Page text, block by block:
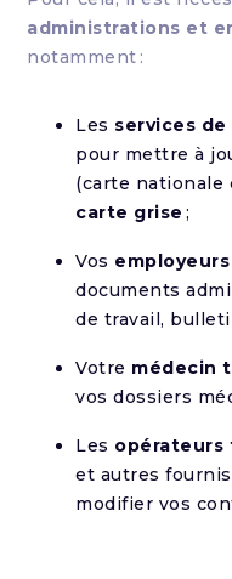
administrations et
notamment :
Les services de
pour mettre à
(carte nationale
carte grise ;
Vos employeurs
documents
de travail,
Votre médecin
vos dossiers
Les opérateurs
et autres
modifier vos